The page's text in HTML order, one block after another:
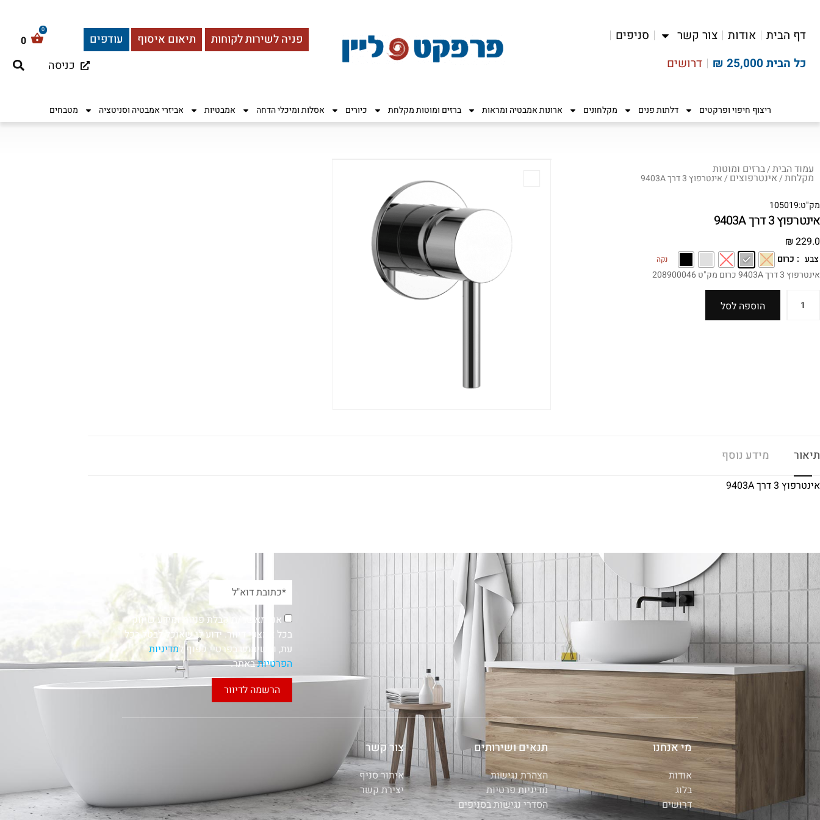
דף הבית אודות צור קשר
סניפים
כל הבית 25,000 ₪
דרושים
פניה לשירות לקוחות תיאום איסוף עודפים 0
כניסה
ריצוף חיפוי ופרקטים דלתות פנים מקלחונים ארונות אמבטיה ומראות ברזים ומוטות מקלחת כיורים אסלות ומיכלי הדחה אמבטיות אביזרי אמבטיה וסניטציה מטבחים
עמוד הבית/ברזים ומוטות
מקלחת/אינטרפוצים / אינטרפוץ 3 דרך 9403A
מק"ט:105019
אינטרפוץ 3 דרך 9403A
₪ 229.0
צבע : כרום נקה
אינטרפוץ 3 דרך 9403A כרום מק"ט 208900046
הוספה לסל
תיאור מידע נוסף
אינטרפוץ 3 דרך 9403A
אני מאשר/ת קבלת פניות ומידע שיווקי
בכל אמצעי דיוור. ידוע לי שאוכל לבטל בכל
עת, והשימוש בפרטיי כפוף למדיניות
הפרטיותבאתר.
הרשמה לדיוור
מי אנחנו
אודות
בלוג
דרושים
תנאים ושירותים
הצהרת נגישות
מדיניות פרטיות
הסדרי נגישות בסניפים
צור קשר
איתור סניף
יצירת קשר